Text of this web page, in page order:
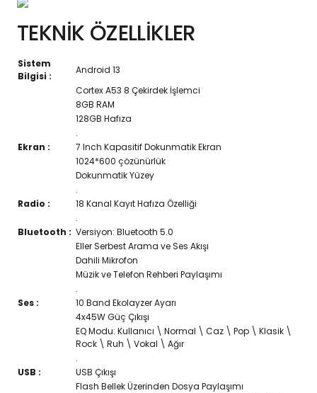
TEKNİK ÖZELLİKLER
Sistem
Bilgisi :
Android 13
Cortex A53 8 Çekirdek İşlemci
8GB RAM
128GB Hafıza
.
Ekran :
7 Inch Kapasitif Dokunmatik Ekran
1024*600 çözünürlük
Dokunmatik Yüzey
.
Radio :
18 Kanal Kayıt Hafıza Özelliği
.
Bluetooth : Versiyon: Bluetooth 5.0
Eller Serbest Arama ve Ses Akışı
Dahili Mikrofon
Müzik ve Telefon Rehberi Paylaşımı
.
Ses :
10 Band Ekolayzer Ayarı
4x45W Güç Çıkışı
EQ Modu: Kullanıcı \ Normal \ Caz \ Pop \ Klasik \
Rock \ Ruh \ Vokal \ Ağır
.
USB :
USB Çıkışı
Flash Bellek Üzerinden Dosya Paylaşımı